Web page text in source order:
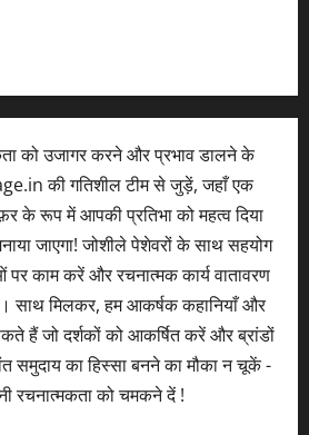
को उजागर करने और प्रभाव डालने के
की गतिशील टीम से जुड़ें, जहाँ एक
के रूप में आपकी प्रतिभा को महत्व दिया
जाएगा! जोशीले पेशेवरों के साथ सहयोग
पर काम करें और रचनात्मक कार्य वातावरण
मिलकर, हम आकर्षक कहानियाँ और
हैं जो दर्शकों को आकर्षित करें और ब्रांडों
समुदाय का हिस्सा बनने का मौका न चूकें -
रचनात्मकता को चमकने दें !